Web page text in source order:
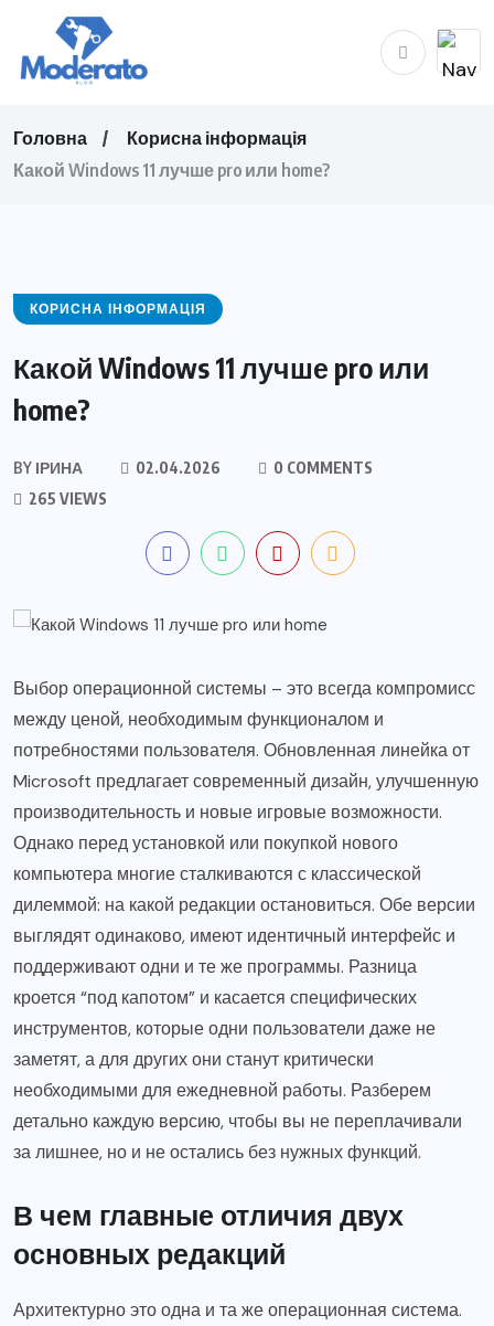
Головна
Корисна інформація
Какой Windows 11 лучше pro или home?
КОРИСНА ІНФОРМАЦІЯ
Какой Windows 11 лучше pro или
home?
BY ІРИНА 02.04.2026
0 COMMENTS
265 VIEWS
Выбор операционной системы – это всегда компромисс
между ценой, необходимым функционалом и
потребностями пользователя. Обновленная линейка от
Microsoft предлагает современный дизайн, улучшенную
производительность и новые игровые возможности.
Однако перед установкой или покупкой нового
компьютера многие сталкиваются с классической
дилеммой: на какой редакции остановиться. Обе версии
выглядят одинаково, имеют идентичный интерфейс и
поддерживают одни и те же программы. Разница
кроется “под капотом” и касается специфических
инструментов, которые одни пользователи даже не
заметят, а для других они станут критически
необходимыми для ежедневной работы. Разберем
детально каждую версию, чтобы вы не переплачивали
за лишнее, но и не остались без нужных функций.
В чем главные отличия двух
основных редакций
Архитектурно это одна и та же операционная система.